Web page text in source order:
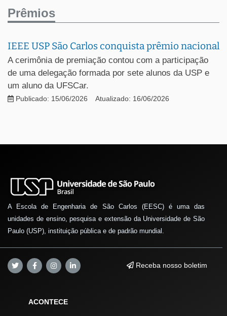
Prêmios
IEEE USP São Carlos conquista prêmio nacional
A cerimônia de premiação contou com a participação
de uma delegação formada por sete alunos da USP e
um aluno da UFSCar.
Publicado: 15/06/2026 Atualizado: 16/06/2026
A Escola de Engenharia de São Carlos (EESC) é uma das
unidades de ensino, pesquisa e extensão da Universidade de São
Paulo (USP), instituição pública e de padrão mundial.
Receba nosso boletim
ACONTECE